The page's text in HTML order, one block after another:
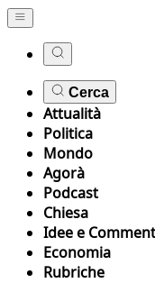
Cerca
Attualità
Politica
Mondo
Agorà
Podcast
Chiesa
Idee e
Economia
Rubriche